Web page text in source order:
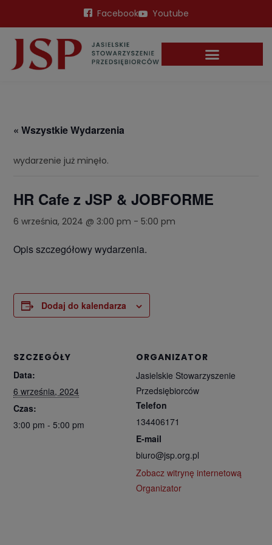
Facebook Youtube
« Wszystkie Wydarzenia
wydarzenie już minęło.
HR Cafe z JSP & JOBFORME
6 września, 2024 @ 3:00 pm -5:00 pm
Opis szczegółowy wydarzenia.
Dodaj do kalendarza
SZCZEGÓŁY
Data:
6 września, 2024
Czas:
3:00 pm - 5:00 pm
ORGANIZATOR
Jasielskie Stowarzyszenie
Przedsiębiorców
Telefon
134406171
E-mail
biuro@jsp.org.pl
Zobacz witrynę internetową
Organizator